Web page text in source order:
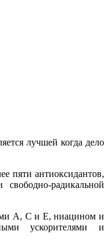
лучшей когда дело
пяти антиоксидантов,
радикальной
А, С и Е, ниацином и
ускорителями и